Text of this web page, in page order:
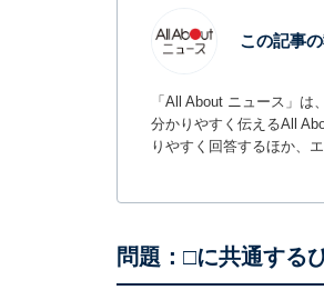
この記事の
「All About ニュース」
分かりやすく伝えるAll
りやすく回答するほか、
問題：□に共通する